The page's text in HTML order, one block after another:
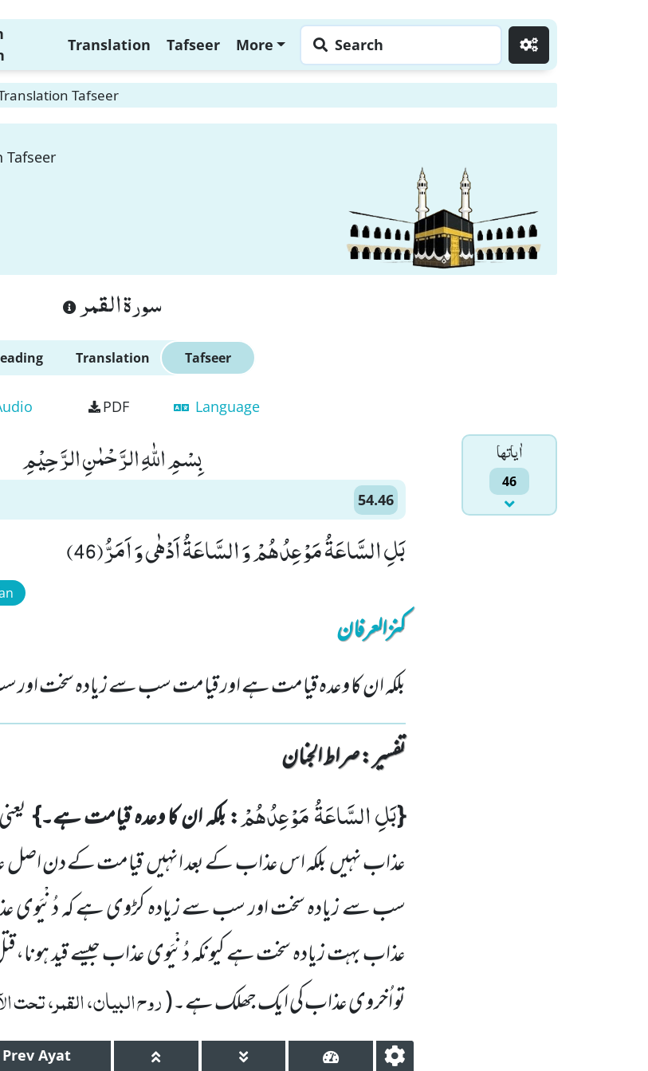
Translation Tafseer More Search
Tafseer
Tafseer
سورة القمر
Translation Tafseer
PDF Language
اٰياتها
46
بِسْمِ اللّٰهِ الرَّحْمٰنِ الرَّحِیْمِ
54.46
بَلِ السَّاعَةُ مَوْعِدُهُمْ وَ السَّاعَةُ اَدْهٰى وَ اَمَرُّ(46)
کنزالعرفان
بلکہ ان کا وعدہ قیامت ہے اور قیامت سب سے زیادہ سخت
تفسیر : ‎صراط الجنان
{بَلِ السَّاعَةُ مَوْعِدُهُمْ: بلکہ ان کا وعدہ قیامت ہے۔}
عذاب نہیںبلکہ اس عذاب کے بعد انہیںقیامت کے دن اصل
سب سے زیادہ سخت اور سب سے زیادہ کڑوی ہے کہ دُنْیَوی
عذاب بہت زیادہ سخت ہے کیونکہ دُنْیَوی عذاب جیسے قید
تو اُخروی عذاب کی ایک جھلک ہے۔(روح البیان، القمر، تحت
Prev Ayat